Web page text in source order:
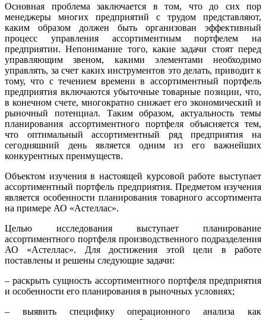
Основная проблема заключается в том, что до сих пор
менеджеры многих предприятий с трудом представляют,
каким образом должен быть организован эффективный
процесс управления ассортиментным портфелем на
предприятии. Непонимание того, какие задачи стоят перед
управляющим звеном, какими элементами необходимо
управлять, за счет каких инструментов это делать, приводит к
тому, что с течением времени в ассортиментный портфель
предприятия включаются убыточные товарные позиции, что,
в конечном счете, многократно снижает его экономический и
рыночный потенциал. Таким образом, актуальность темы
планирования ассортиментного портфеля объясняется тем,
что оптимальный ассортиментный ряд предприятия на
сегодняшний день является одним из его важнейших
конкурентных преимуществ.
Объектом изучения в настоящей курсовой работе выступает
ассортиментный портфель предприятия. Предметом изучения
является особенности планирования товарного ассортимента
на примере АО «Астеллас».
Целью исследования выступает планирование
ассортиментного портфеля производственного подразделения
АО «Астеллас». Для достижения этой цели в работе
поставлены и решены следующие задачи:
– раскрыть сущность ассортиментного портфеля предприятия
и особенности его планирования в рыночных условиях;
– выявить специфику операционного анализа как